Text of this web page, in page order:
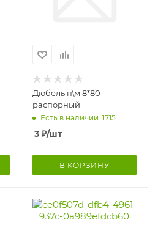
Дюбель п\м 8*80
распорный
Есть в наличии: 1715
3₽/шт
В КОРЗИНУ